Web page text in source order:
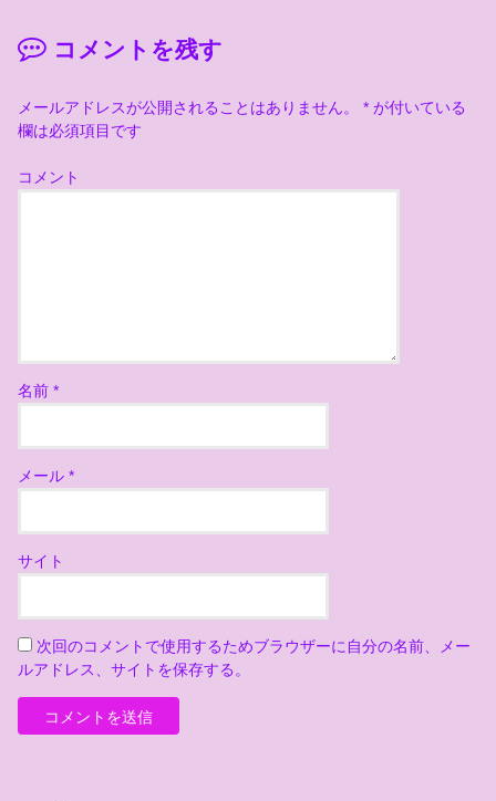
コメントを残す
メールアドレスが公開されることはありません。 * が付いている
欄は必須項目です
コメント
名前*
メール*
サイト
次回のコメントで使用するためブラウザーに自分の名前、メー
ルアドレス、サイトを保存する。